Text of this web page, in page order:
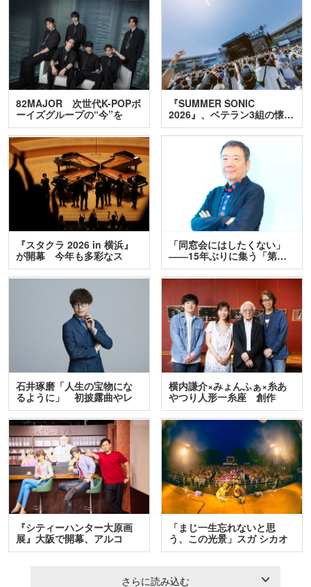
82MAJOR 次世代K-POPボ
ーイズグループの“今”を
訊…
『SUMMER SONIC
2026』、ベテラン3組の懐…
『スタクラ 2026 in 横浜』
が開幕 今年も多彩なス
テ…
「同窓会にはしたくない」
――15年ぶりに集う「第…
石井琢磨「人生の宝物にな
るように」 初披露曲やレ
ア…
横内謙介×みょんふぁ×糸あ
やつり人形一糸座 創作
人…
『シティーハンター大原画
展』大阪で開幕、アルコ
＆…
「まじ一生忘れないと思
う、この光景」スガ シカオ
と…
さらに読み込む